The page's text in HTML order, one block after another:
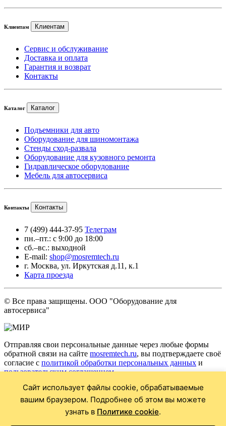
Клиентам Клиентам
Сервис и обслуживание
Доставка и оплата
Гарантия и возврат
Контакты
Каталог Каталог
Подъемники для авто
Оборудование для шиномонтажа
Стенды сход-развала
Оборудование для кузовного ремонта
Гидравлическое оборудование
Мебель для автосервиса
Контакты Контакты
7 (499) 444-37-95 Телеграм
пн.–пт.: с 9:00 до 18:00
сб.–вс.: выходной
E-mail: shop@mosremtech.ru
г. Москва, ул. Иркутская д.11, к.1
Карта проезда
© Все права защищены. ООО "Оборудование для
автосервиса"
Отправляя свои персональные данные через любые формы
обратной связи на сайте mosremtech.ru, вы подтверждаете своё
согласие с политикой обработки персональных данных и
пользовательским соглашением.
* Обращаем ваше внимание на то, что данный Интернет сайт
носит исключительно информационный характер и ни при
каких условиях не является публичной офертой,
определяемой положениями Статьи 437 Гражданского кодекса
Сайт использует файлы cookie, обрабатываемые
вашим браузером. Подробнее об этом вы можете
узнать в Политике cookie.